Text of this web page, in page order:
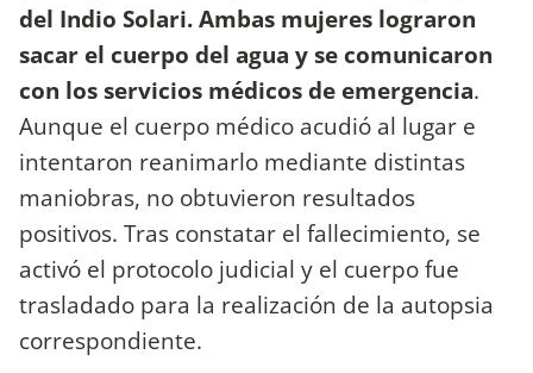
del Indio Solari. Ambas mujeres lograron
sacar el cuerpo del agua y se comunicaron
con los servicios médicos de emergencia.
Aunque el cuerpo médico acudió al lugar e
intentaron reanimarlo mediante distintas
maniobras, no obtuvieron resultados
positivos. Tras constatar el fallecimiento, se
activó el protocolo judicial y el cuerpo fue
trasladado para la realización de la autopsia
correspondiente.